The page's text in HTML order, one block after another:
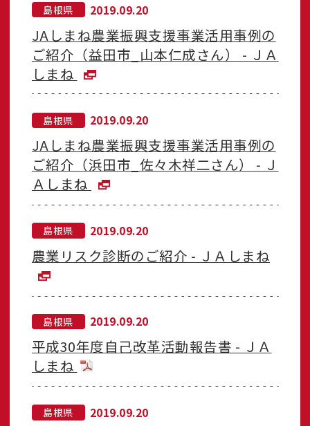
島根県 2019.09.20
JAしまね農業振興支援事業活用事例の
ご紹介（益田市_山本仁成さん） - ＪＡ
しまね
島根県 2019.09.20
JAしまね農業振興支援事業活用事例の
ご紹介（浜田市_佐々木祥二さん） - Ｊ
Ａしまね
島根県 2019.09.20
農業リスク診断のご紹介 - ＪＡしまね
島根県 2019.09.20
平成30年度自己改革活動報告書 - ＪＡ
しまね
島根県 2019.09.20